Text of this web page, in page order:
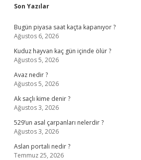
Sidebar
Son Yazılar
Bugün piyasa saat kaçta kapanıyor ?
Ağustos 6, 2026
Kuduz hayvan kaç gün içinde ölür ?
Ağustos 5, 2026
Avaz nedir ?
Ağustos 5, 2026
Ak saçlı kime denir ?
Ağustos 3, 2026
529’un asal çarpanları nelerdir ?
Ağustos 3, 2026
Aslan portali nedir ?
Temmuz 25, 2026